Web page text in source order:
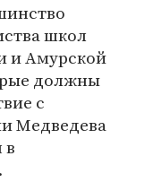
школ
и Амурской
должны
с
Медведева
в